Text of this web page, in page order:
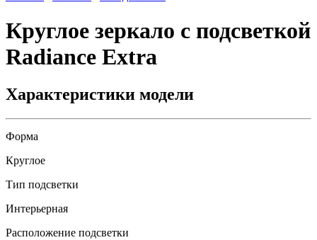
Круглое зеркало с подсветкой
Radiance Extra
Характеристики модели
Форма
Круглое
Тип подсветки
Интерьерная
Расположение подсветки